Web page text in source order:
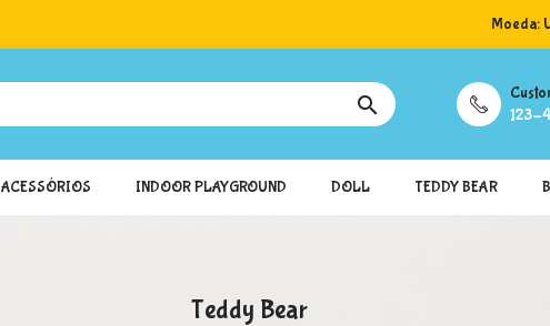
Moeda:

123-
ACESSÓRIOS INDOOR PLAYGROUND DOLL TEDDY BEAR
Teddy Bear